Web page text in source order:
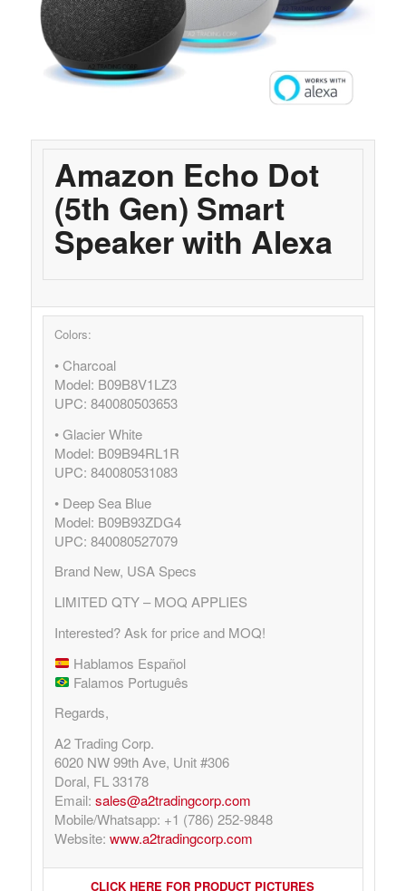
Amazon Echo Dot
(5th Gen) Smart
Speaker with Alexa
Colors:
• Charcoal
Model: B09B8V1LZ3
UPC: 840080503653
• Glacier White
Model: B09B94RL1R
UPC: 840080531083
• Deep Sea Blue
Model: B09B93ZDG4
UPC: 840080527079
Brand New, USA Specs
LIMITED QTY – MOQ APPLIES
Interested? Ask for price and MOQ!
Hablamos Español
Falamos Português
Regards,
A2 Trading Corp.
6020 NW 99th Ave, Unit #306
Doral, FL 33178
Email: sales@a2tradingcorp.com
Mobile/Whatsapp: +1 (786) 252-9848
Website: www.a2tradingcorp.com
CLICK HERE FOR PRODUCT PICTURES